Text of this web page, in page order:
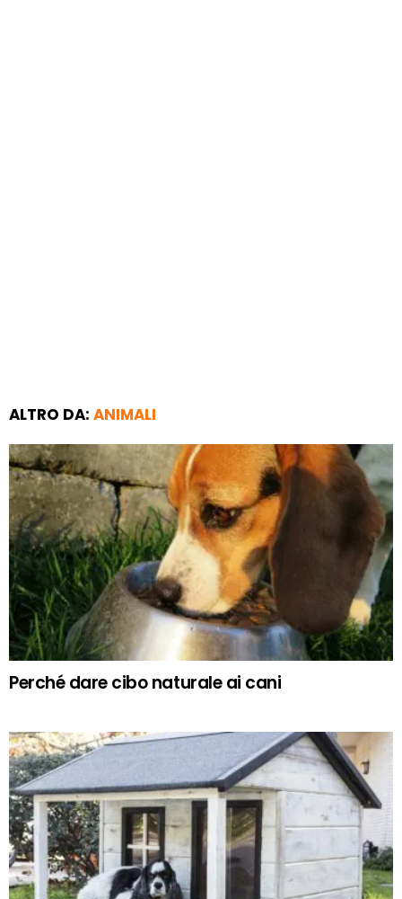
ALTRO DA: ANIMALI
Perché dare cibo naturale ai cani